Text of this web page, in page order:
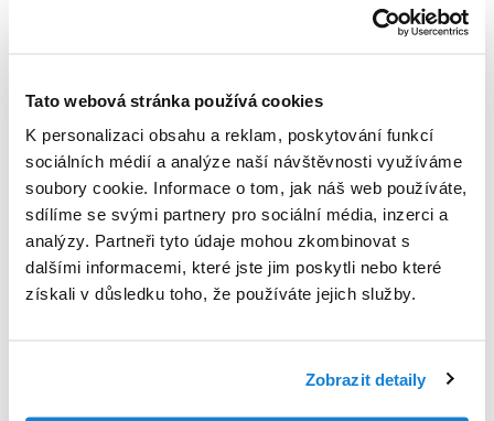
Tato webová stránka používá cookies
K personalizaci obsahu a reklam, poskytování funkcí
sociálních médií a analýze naší návštěvnosti využíváme
soubory cookie. Informace o tom, jak náš web používáte,
sdílíme se svými partnery pro sociální média, inzerci a
analýzy. Partneři tyto údaje mohou zkombinovat s
dalšími informacemi, které jste jim poskytli nebo které
získali v důsledku toho, že používáte jejich služby.
Zobrazit detaily
Company
Phone*